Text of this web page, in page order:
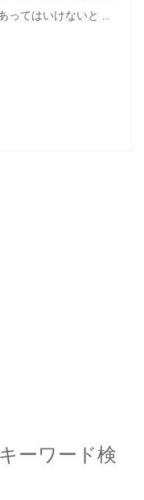
てはいけないと ...
ーワード検